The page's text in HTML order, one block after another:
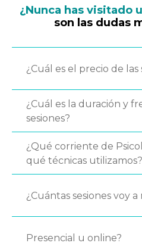
¿Nunca has visitado
son las dudas
¿Cuál es el precio de las
¿Cuál es la duración y
sesiones?
¿Qué corriente de
qué técnicas utilizamos?
¿Cuántas sesiones voy
Presencial u online?